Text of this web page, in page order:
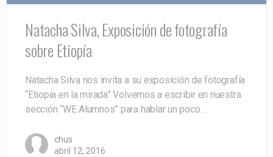
Natacha Silva, Exposición de fotografía
sobre Etiopía
Natacha Silva nos invita a su exposición de fotografía
“Etiopía en la mirada” Volvemos a escribir en nuestra
sección “WE Alumnos” para hablar un poco…
chus
abril 12, 2016